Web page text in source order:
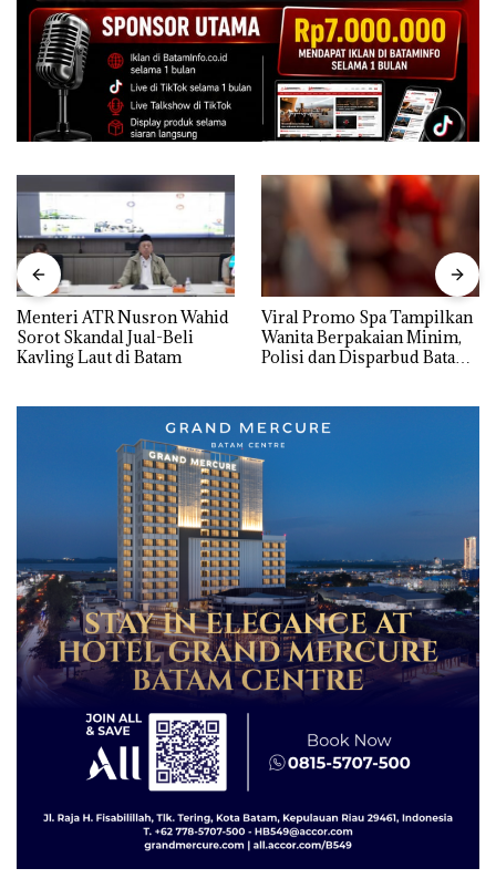
Menteri ATR Nusron Wahid
Sorot Skandal Jual-Beli
Kavling Laut di Batam
Viral Promo Spa Tampilkan
Wanita Berpakaian Minim,
Polisi dan Disparbud Batam